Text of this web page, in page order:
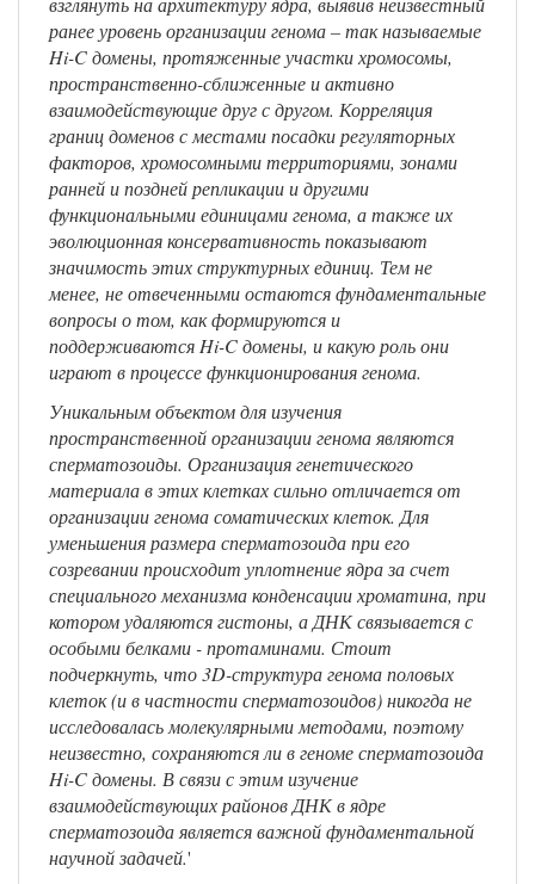
ранее уровень организации генома – так называемые
Hi-C домены, протяженные участки хромосомы,
пространственно-сближенные и активно
взаимодействующие друг с другом. Корреляция
границ доменов с местами посадки регуляторных
факторов, хромосомными территориями, зонами
ранней и поздней репликации и другими
функциональными единицами генома, а также их
эволюционная консервативность показывают
значимость этих структурных единиц. Тем не
менее, не отвеченными остаются фундаментальные
вопросы о том, как формируются и
поддерживаются Hi-C домены, и какую роль они
играют в процессе функционирования генома.
Уникальным объектом для изучения
пространственной организации генома являются
сперматозоиды. Организация генетического
материала в этих клетках сильно отличается от
организации генома соматических клеток. Для
уменьшения размера сперматозоида при его
созревании происходит уплотнение ядра за счет
специального механизма конденсации хроматина, при
котором удаляются гистоны, а ДНК связывается с
особыми белками - протаминами. Стоит
подчеркнуть, что 3D-структура генома половых
клеток (и в частности сперматозоидов) никогда не
исследовалась молекулярными методами, поэтому
неизвестно, сохраняются ли в геноме сперматозоида
Hi-C домены. В связи с этим изучение
взаимодействующих районов ДНК в ядре
сперматозоида является важной фундаментальной
научной задачей.'